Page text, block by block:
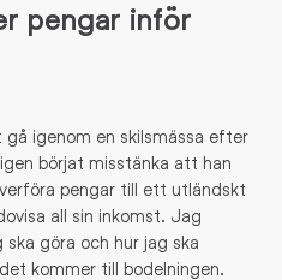
pengar inför
igenom en skilsmässa efter
börjat misstänka att han
pengar till ett utländskt
all sin inkomst. Jag
ska göra och hur jag ska
kommer till bodelningen.